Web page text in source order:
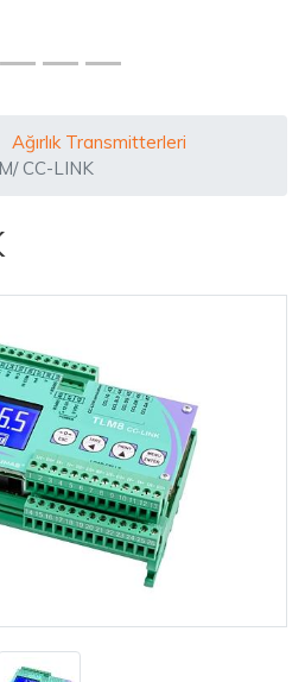
Ağırlık Transmitterleri
CC-LINK